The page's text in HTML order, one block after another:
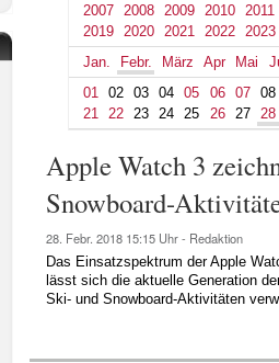
2007
2008 2009 2010
2011
2019
2020 2021 2022
2023
Jan.
Febr. März Apr Mai
01
02 03 04 05 06 07
08
21
22 23 24 25 26 27 28
Apple Watch 3
Snowboard-
28. Febr. 2018 15:15 Uhr - Redaktion
Das Einsatzspektrum der Apple
lässt sich die aktuelle Generation
Ski- und Snowboard-Aktivitäten